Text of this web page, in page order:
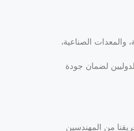
الصناعية،
لضمان جودة
من المهندسين